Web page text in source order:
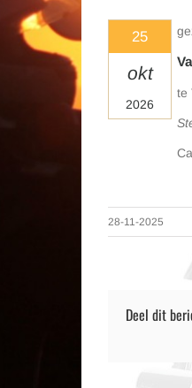
25
okt
2026
te
28-11-2025
Deel dit